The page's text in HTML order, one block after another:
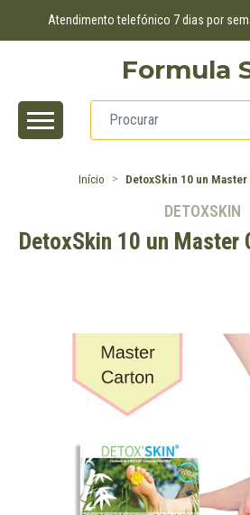
Atendimento telefónico 7 dias por
Formula
Início DetoxSkin 10 un Master
DETOXSKIN
DetoxSkin 10 un Master